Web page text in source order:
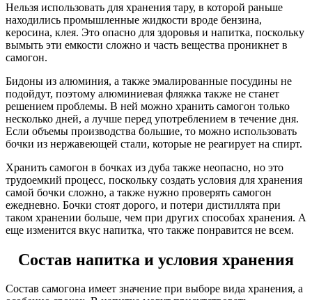
Нельзя использовать для хранения тару, в которой раньше
находились промышленные жидкости вроде бензина,
керосина, клея. Это опасно для здоровья и напитка, поскольку
вымыть эти емкости сложно и часть вещества проникнет в
самогон.
Бидоны из алюминия, а также эмалированные посудины не
подойдут, поэтому алюминиевая фляжка также не станет
решением проблемы. В ней можно хранить самогон только
несколько дней, а лучше перед употреблением в течение дня.
Если объемы производства большие, то можно использовать
бочки из нержавеющей стали, которые не реагирует на спирт.
Хранить самогон в бочках из дуба также неопасно, но это
трудоемкий процесс, поскольку создать условия для хранения
самой бочки сложно, а также нужно проверять самогон
ежедневно. Бочки стоят дорого, и потери дистиллята при
таком хранении больше, чем при других способах хранения. А
еще изменится вкус напитка, что также понравится не всем.
Состав напитка и условия хранения
Состав самогона имеет значение при выборе вида хранения, а